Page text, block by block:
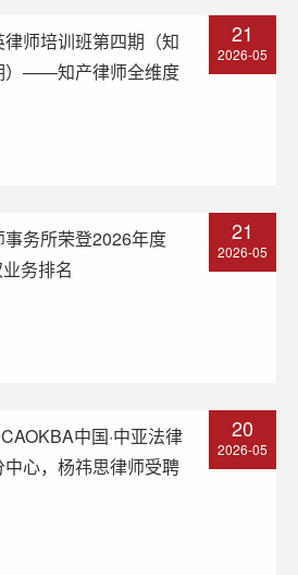
师培训班第四期（知
）——知产律师全维度
21
2026-05
务所荣登2026年度
务排名
21
2026-05
中国·中亚法律
心，杨祎思律师受聘
20
2026-05